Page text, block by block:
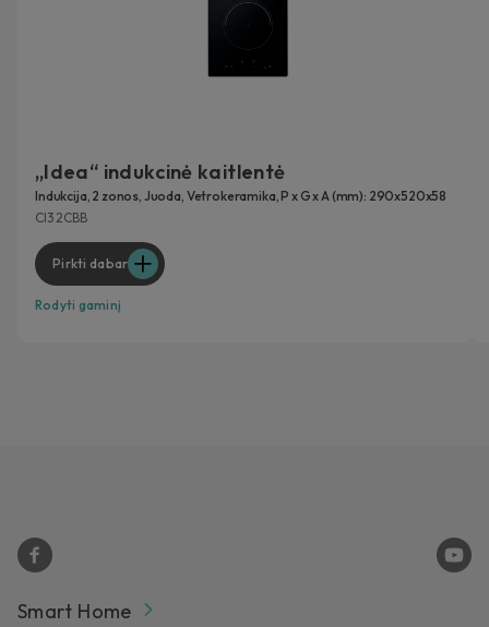
„Idea“ indukcinė kaitlentė
Indukcija, 2 zonos, Juoda, Vetrokeramika, P x G x A (mm): 290x520x58
CI32CBB
Pirkti dabar
Rodyti gaminį
Smart Home